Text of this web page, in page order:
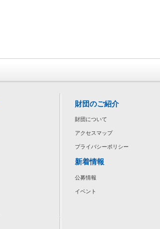
財団のご紹介
財団について
アクセスマップ
プライバシーポリシー
新着情報
公募情報
イベント